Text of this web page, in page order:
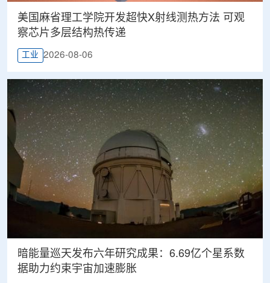
美国麻省理工学院开发超快X射线测热方法 可观
察芯片多层结构热传递
工业 2026-08-06
暗能量巡天发布六年研究成果：6.69亿个星系数
据助力约束宇宙加速膨胀